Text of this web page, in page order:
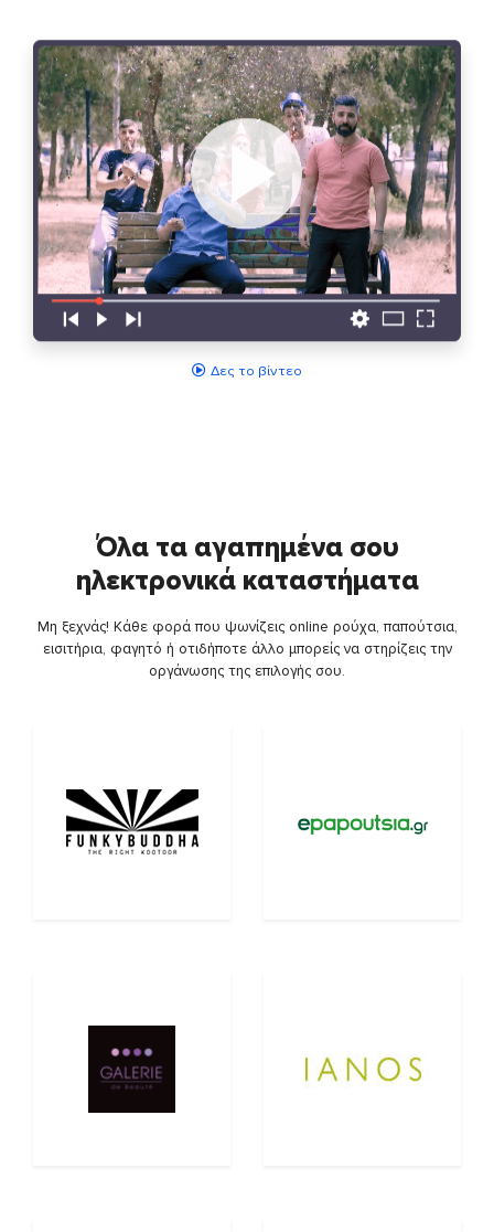
Δες το βίντεο
Όλα τα αγαπημένα σου
ηλεκτρονικά καταστήματα
Μη ξεχνάς! Κάθε φορά που ψωνίζεις online ρούχα, παπούτσια,
εισιτήρια, φαγητό ή οτιδήποτε άλλο μπορείς να στηρίζεις την
οργάνωσης της επιλογής σου.